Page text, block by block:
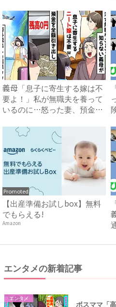
義母「息子に寄生する嫁は不
要よ！」私が無職夫を養って
いるのに…怒った妻、預金残
Promoted
【出産準備お試しbox】無料
でもらえる!
Amazon
エンタメの新着記事
エンタメ
ボスママ「